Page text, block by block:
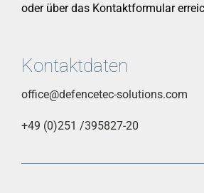
oder über das Kontaktformular
Kontaktdaten
office@defencetec-solutions.com
+49 (0)251 /395827-20